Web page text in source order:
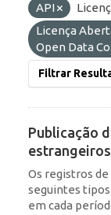
API
Licença
Open Data
Filtrar
Publicação
estrangeiros
Os registros
seguintes tipos
em cada